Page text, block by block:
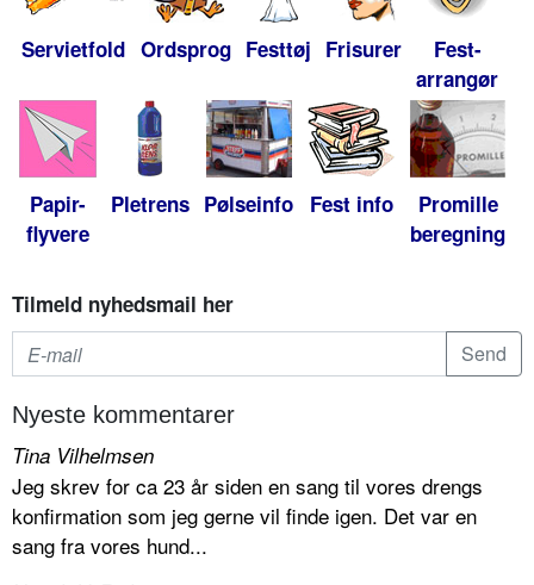
Servietfold Ordsprog Festtøj Frisurer
Fest-
arrangør
Papir-
flyvere
Pletrens Pølseinfo Fest info
Promille
beregning
Tilmeld nyhedsmail her
Nyeste kommentarer
Tina Vilhelmsen
Jeg skrev for ca 23 år siden en sang til vores drengs
konfirmation som jeg gerne vil finde igen. Det var en
sang fra vores hund...